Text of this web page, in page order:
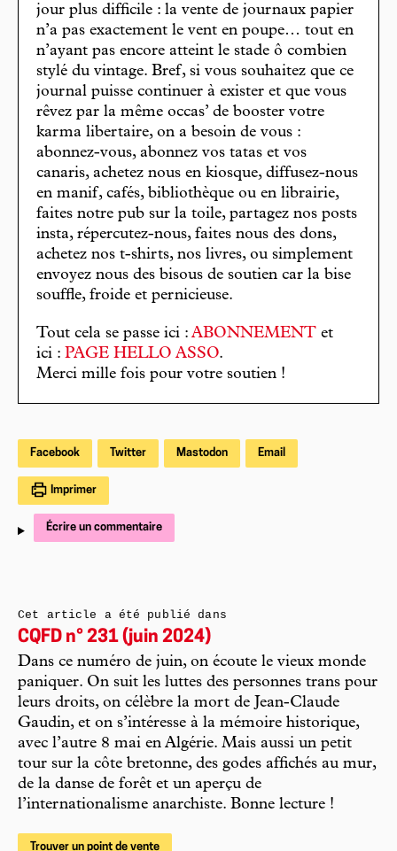
jour plus difficile : la vente de journaux papier
n’a pas exactement le vent en poupe… tout en
n’ayant pas encore atteint le stade ô combien
stylé du vintage. Bref, si vous souhaitez que ce
journal puisse continuer à exister et que vous
rêvez par la même occas’ de booster votre
karma libertaire, on a besoin de vous :
abonnez-vous, abonnez vos tatas et vos
canaris, achetez nous en kiosque, diffusez-nous
en manif, cafés, bibliothèque ou en librairie,
faites notre pub sur la toile, partagez nos posts
insta, répercutez-nous, faites nous des dons,
achetez nos t-shirts, nos livres, ou simplement
envoyez nous des bisous de soutien car la bise
souffle, froide et pernicieuse.
Tout cela se passe ici : ABONNEMENT et
ici : PAGE HELLO ASSO.
Merci mille fois pour votre soutien !
Facebook Twitter Mastodon Email
Imprimer
Écrire un commentaire
Cet article a été publié dans
CQFD n° 231 (juin 2024)
Dans ce numéro de juin, on écoute le vieux monde
paniquer. On suit les luttes des personnes trans pour
leurs droits, on célèbre la mort de Jean-Claude
Gaudin, et on s’intéresse à la mémoire historique,
avec l’autre 8 mai en Algérie. Mais aussi un petit
tour sur la côte bretonne, des godes affichés au mur,
de la danse de forêt et un aperçu de
l’internationalisme anarchiste. Bonne lecture !
Trouver un point de vente